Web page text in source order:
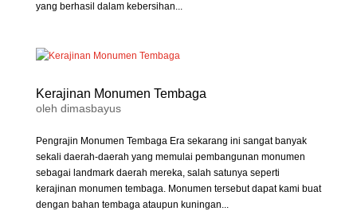
yang berhasil dalam kebersihan...
Kerajinan Monumen Tembaga
oleh dimasbayus
Pengrajin Monumen Tembaga Era sekarang ini sangat banyak
sekali daerah-daerah yang memulai pembangunan monumen
sebagai landmark daerah mereka, salah satunya seperti
kerajinan monumen tembaga. Monumen tersebut dapat kami buat
dengan bahan tembaga ataupun kuningan...